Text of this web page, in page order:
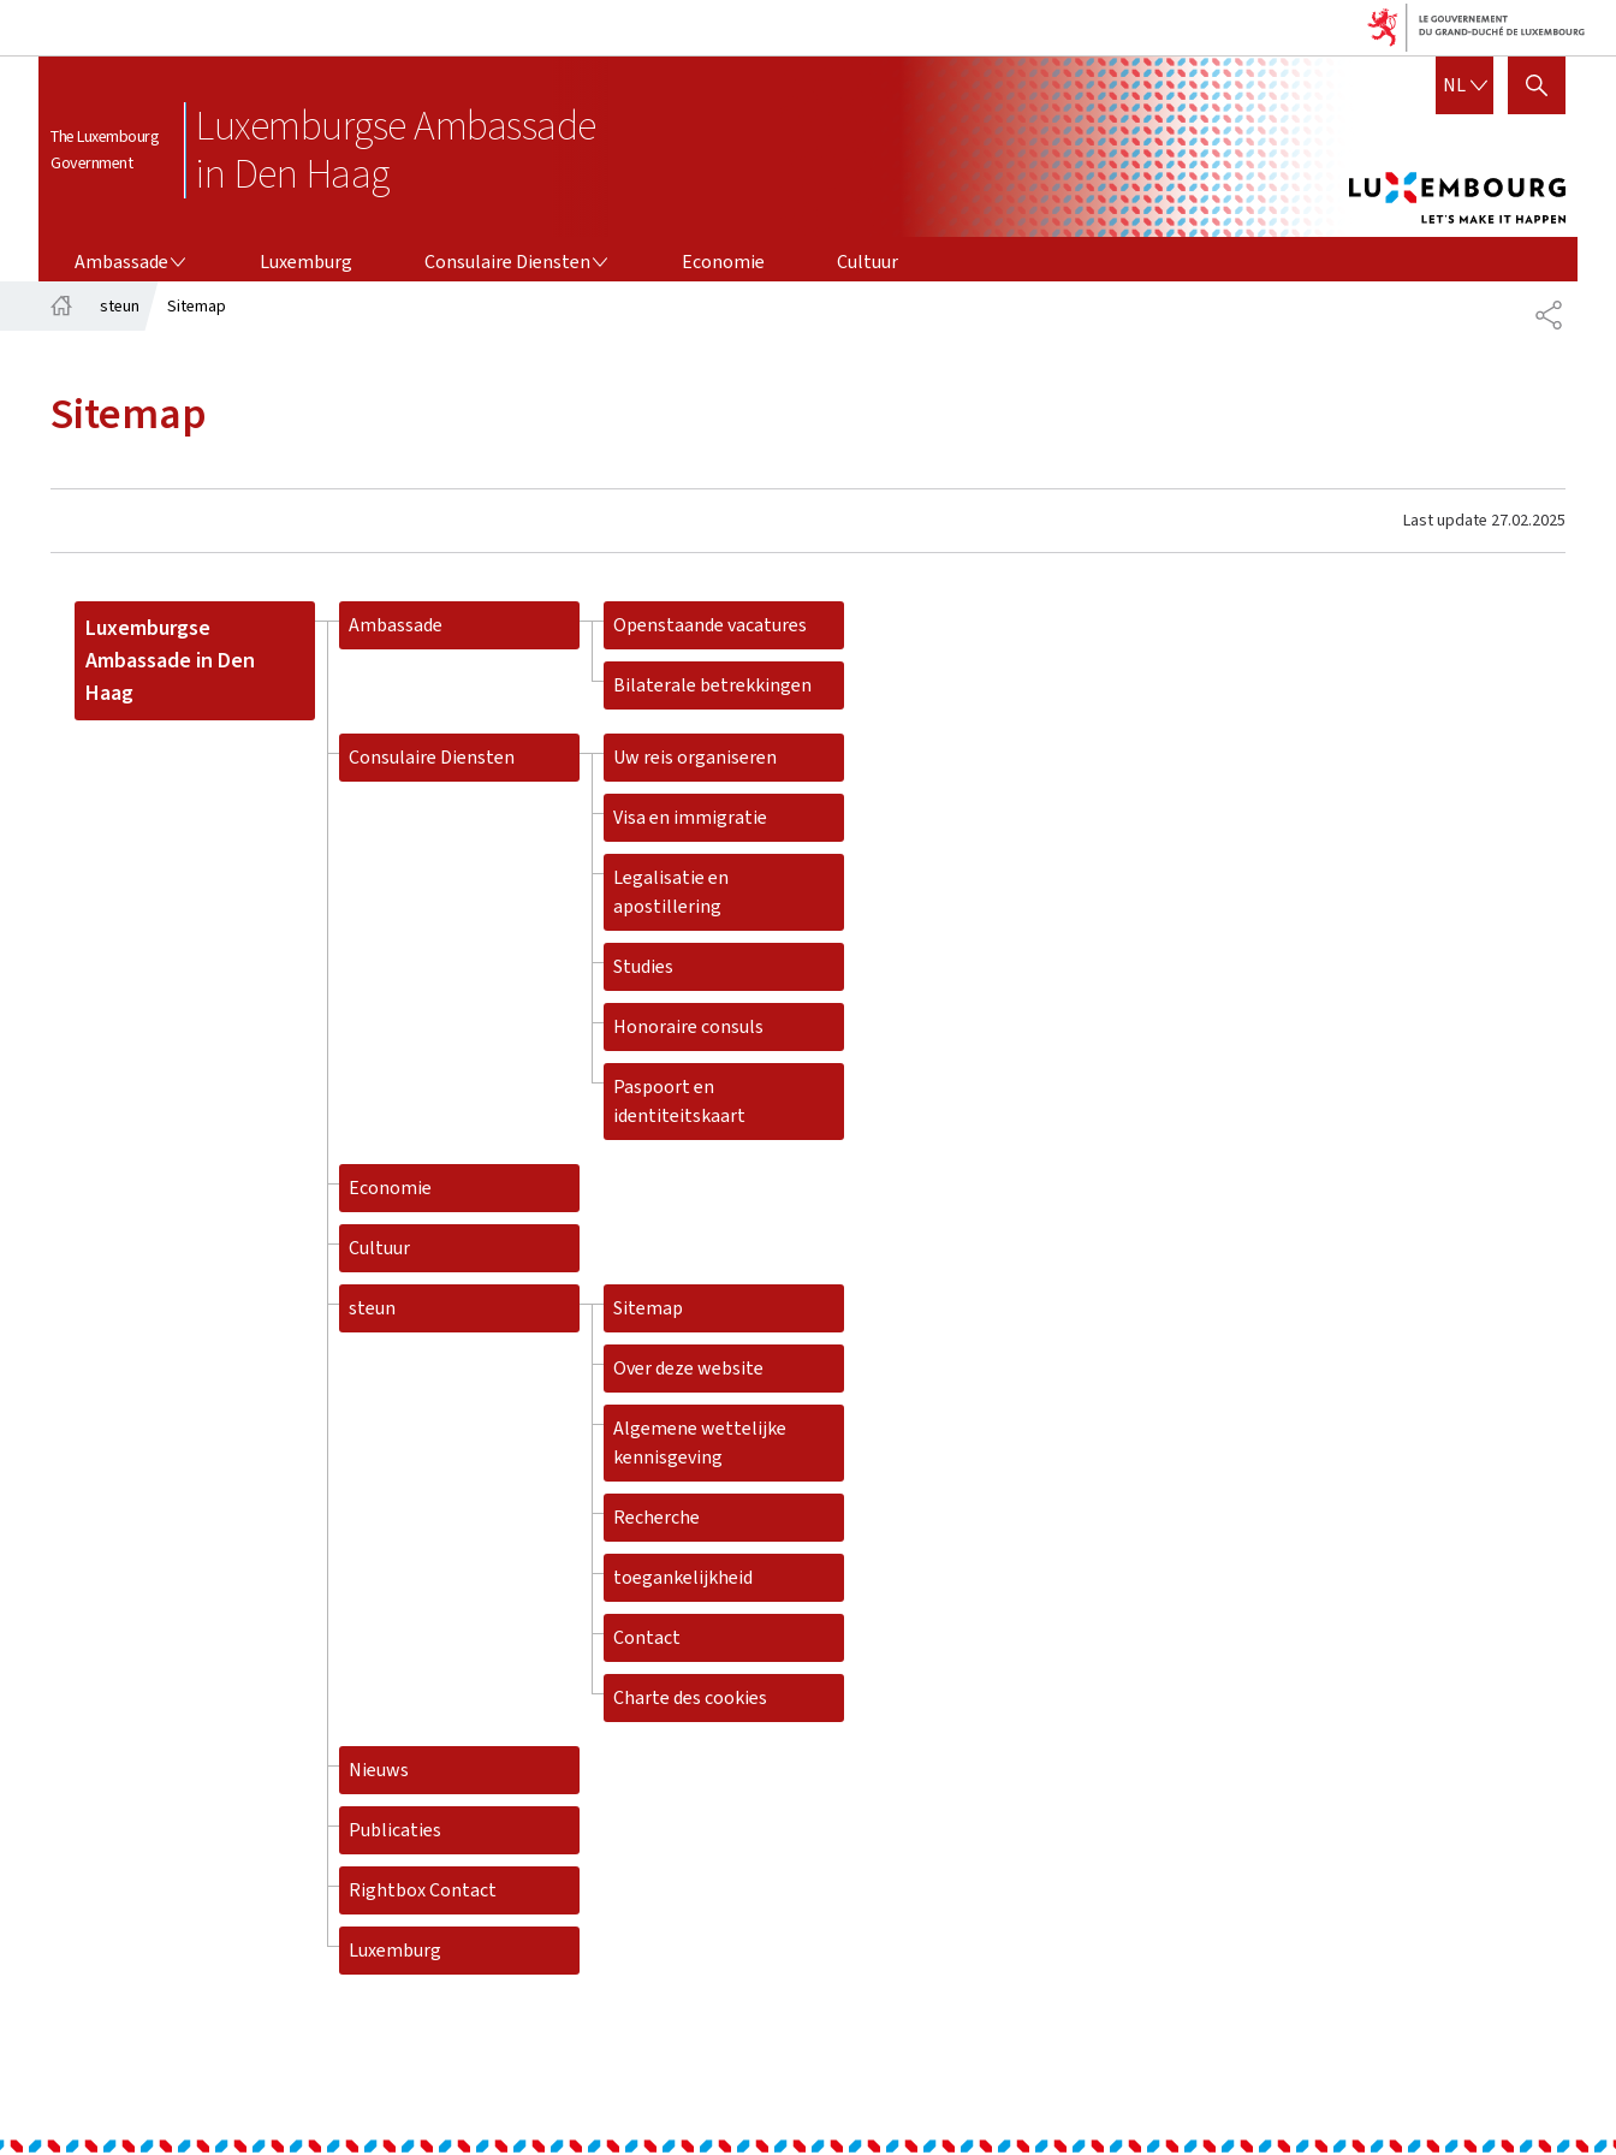
The Luxembourg
Government
Luxemburgse Ambassade
in Den Haag
NL DUTCH
SHOW HIDE SEARCH
Ambassade Luxemburg Consulaire Diensten Economie
Cultuur
SHARE
steun Sitemap
Sitemap
Last update 27.02.2025
Luxemburgse
Ambassade in Den
Haag
Ambassade Openstaande vacatures
Bilaterale betrekkingen
Consulaire Diensten Uw reis organiseren
Visa en immigratie
Legalisatie en
apostillering
Studies
Honoraire consuls
Paspoort en
identiteitskaart
Economie
Cultuur
steun Sitemap
Over deze website
Algemene wettelijke
kennisgeving
Recherche
toegankelijkheid
Contact
Charte des cookies
Nieuws
Publicaties
Rightbox Contact
Luxemburg